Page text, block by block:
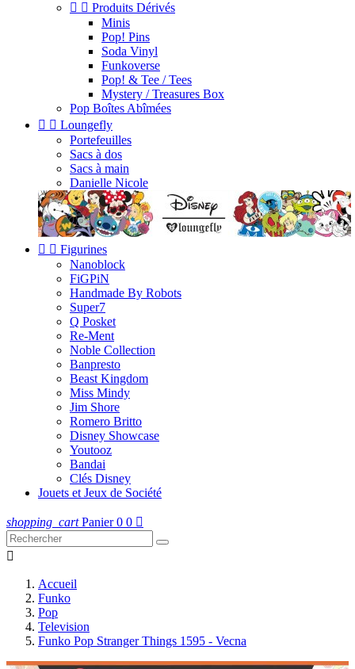
  Produits Dérivés
Minis
Pop! Pins
Soda Vinyl
Funkoverse
Pop! & Tee / Tees
Mystery / Treasures Box
Pop Boîtes Abîmées
  Loungefly
Portefeuilles
Sacs à dos
Sacs à main
Danielle Nicole
  Figurines
Nanoblock
FiGPiN
Handmade By Robots
Super7
Q Posket
Re-Ment
Noble Collection
Banpresto
Beast Kingdom
Miss Mindy
Jim Shore
Romero Britto
Disney Showcase
Youtooz
Bandai
Clés Disney
Jouets et Jeux de Société
shopping_cart Panier 0 0 

Accueil
Funko
Pop
Television
Funko Pop Stranger Things 1595 - Vecna